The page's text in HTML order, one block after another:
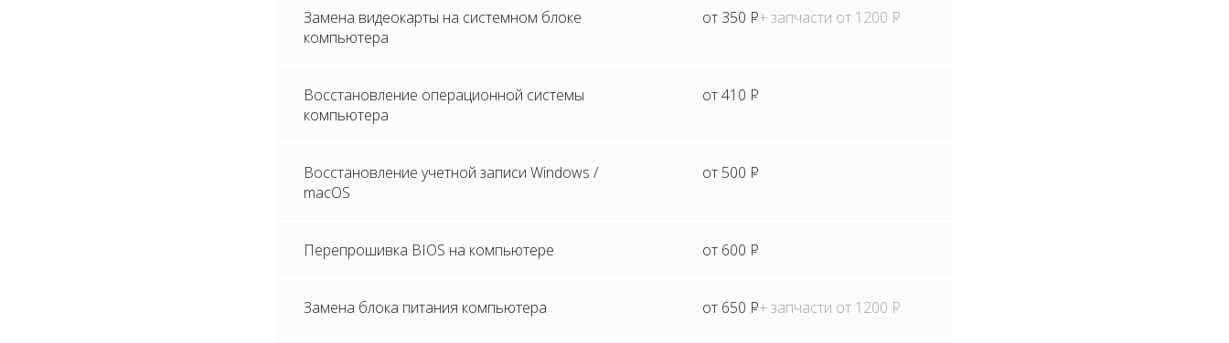
Замена видеокарты на системном блоке
компьютера
от 350 Р+ запчасти от 1200 Р
Восстановление операционной системы
компьютера
от 410 Р
Восстановление учетной записи Windows /
macOS
от 500 Р
Перепрошивка BIOS на компьютере от 600 Р
Замена блока питания компьютера от 650 Р+ запчасти от 1200 Р